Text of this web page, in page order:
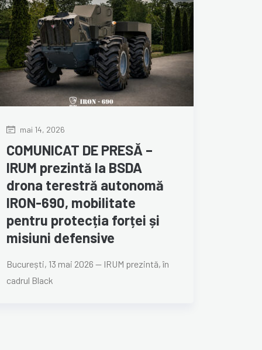
mai 14, 2026
COMUNICAT DE PRESĂ –
IRUM prezintă la BSDA
drona terestră autonomă
IRON-690, mobilitate
pentru protecția forței și
misiuni defensive
București, 13 mai 2026 — IRUM prezintă, în
cadrul Black